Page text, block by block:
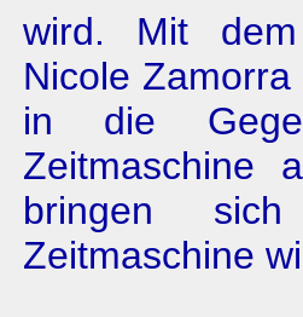
wird. Mit
Nicole
in die
Zeitmaschine
bringen
Zeitmaschine